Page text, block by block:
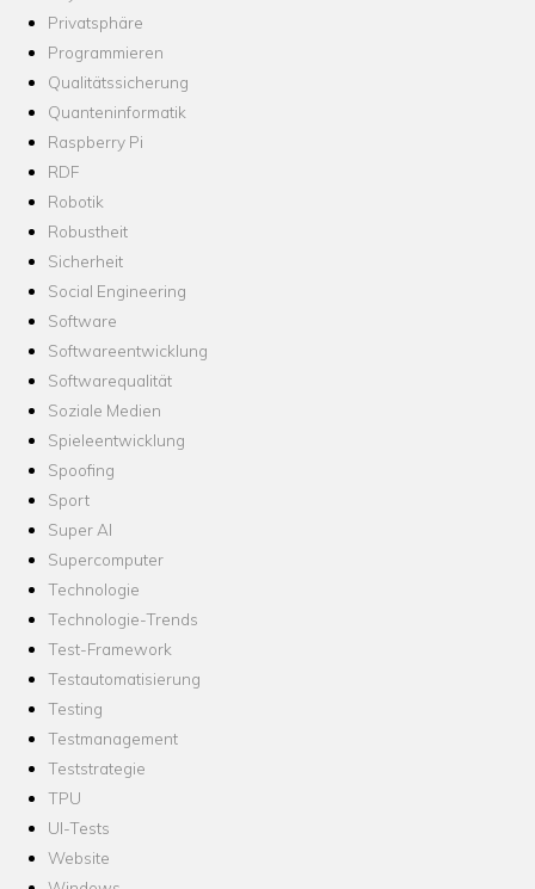
Privatsphäre
Programmieren
Qualitätssicherung
Quanteninformatik
Raspberry Pi
RDF
Robotik
Robustheit
Sicherheit
Social Engineering
Software
Softwareentwicklung
Softwarequalität
Soziale Medien
Spieleentwicklung
Spoofing
Sport
Super AI
Supercomputer
Technologie
Technologie-Trends
Test-Framework
Testautomatisierung
Testing
Testmanagement
Teststrategie
TPU
UI-Tests
Website